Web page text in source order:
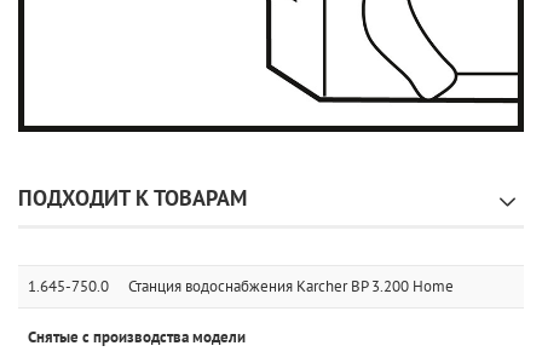
ПОДХОДИТ К ТОВАРАМ
1.645-750.0 Станция водоснабжения Karcher BP 3.200 Home
Снятые с производства модели